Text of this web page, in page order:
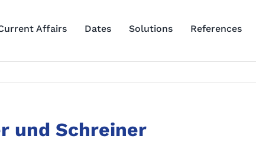
Affairs Dates Solutions References
und Schreiner